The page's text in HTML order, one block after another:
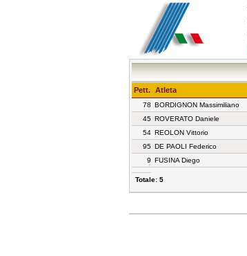
Pett. Atleta
78 BORDIGNON Massimiliano
45 ROVERATO Daniele
54 REOLON Vittorio
95 DE PAOLI Federico
9 FUSINA Diego
Totale: 5